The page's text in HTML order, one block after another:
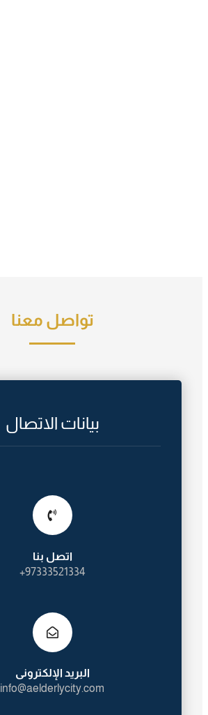
بيانات الاتصال
اتصل بنا
97333521334+
البريد الإلكترونى
info@aelderlycity.com
تواصل معنا